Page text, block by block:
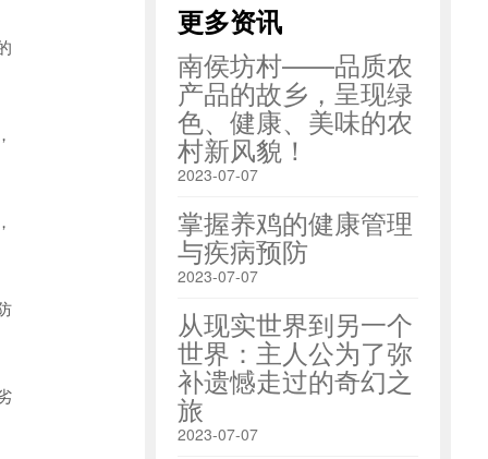
更多资讯
南侯坊村——品质农
产品的故乡，呈现绿
色、健康、美味的农
村新风貌！
2023-07-07
掌握养鸡的健康管理
与疾病预防
2023-07-07
从现实世界到另一个
世界：主人公为了弥
补遗憾走过的奇幻之
旅
2023-07-07